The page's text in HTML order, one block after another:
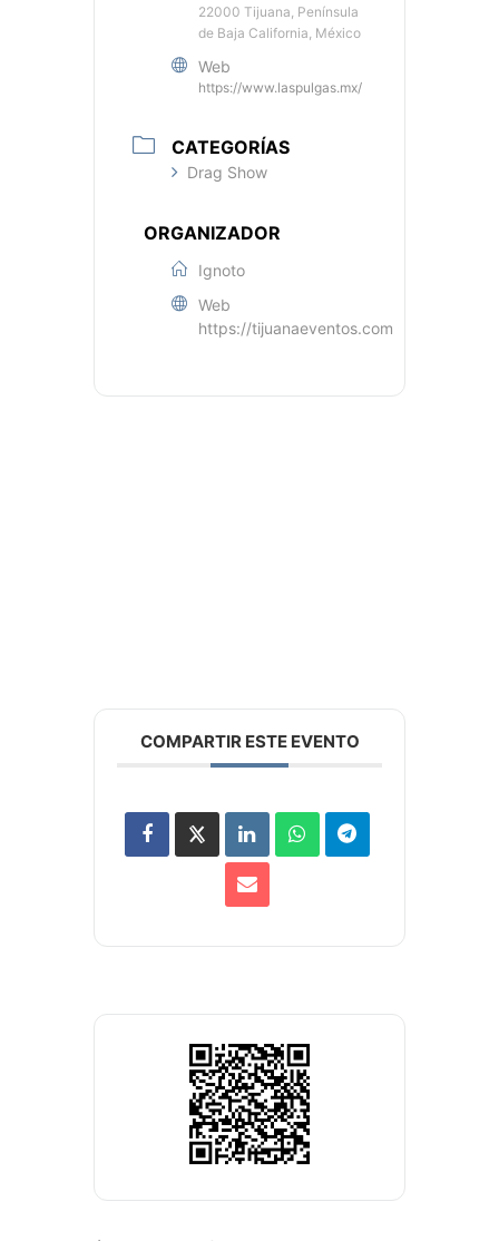
22000 Tijuana, Península
de Baja California, México
Web
https://www.laspulgas.mx/
CATEGORÍAS
Drag Show
ORGANIZADOR
Ignoto
Web
https://tijuanaeventos.com
COMPARTIR ESTE EVENTO